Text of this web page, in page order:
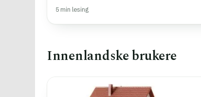
5 min lesing
Innenlandske brukere